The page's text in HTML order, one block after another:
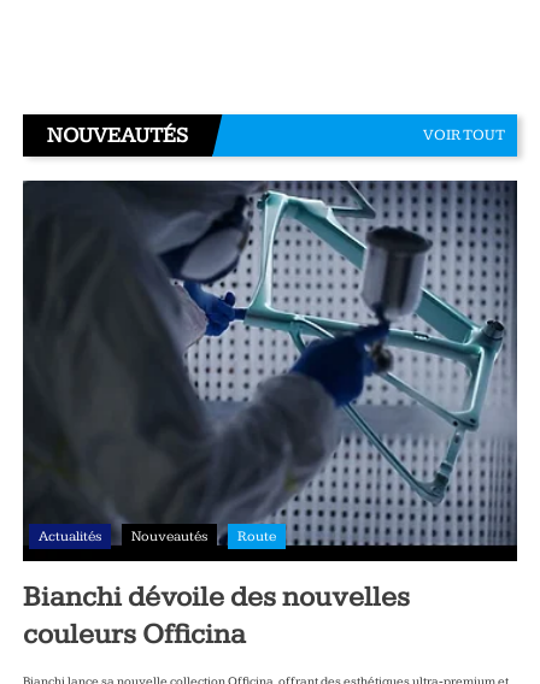
NOUVEAUTÉS VOIR TOUT
Actualités Nouveautés Route
Bianchi dévoile des nouvelles
couleurs Officina
Bianchi lance sa nouvelle collection Officina, offrant des esthétiques ultra‑premium et